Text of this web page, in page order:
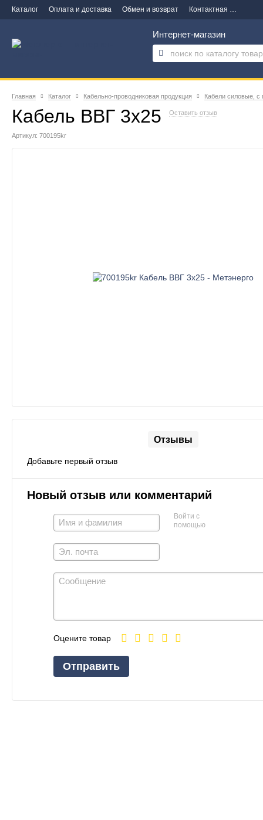
Каталог Оплата и доставка Обмен и возврат Контактная информация
Интернет-магазин
Главная Каталог Кабельно-проводниковая продукция Кабели силовые, с
Кабель ВВГ 3х25 Оставить отзыв
Артикул: 700195kr
Отзывы
Добавьте первый отзыв
Новый отзыв или комментарий
Войти с
помощью
Оцените товар
Отправить